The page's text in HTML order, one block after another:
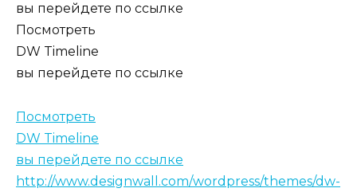
вы перейдете по ссылке
Посмотреть
DW Timeline
вы перейдете по ссылке
Посмотреть
DW Timeline
вы перейдете по ссылке
http://www.designwall.com/wordpress/themes/dw-